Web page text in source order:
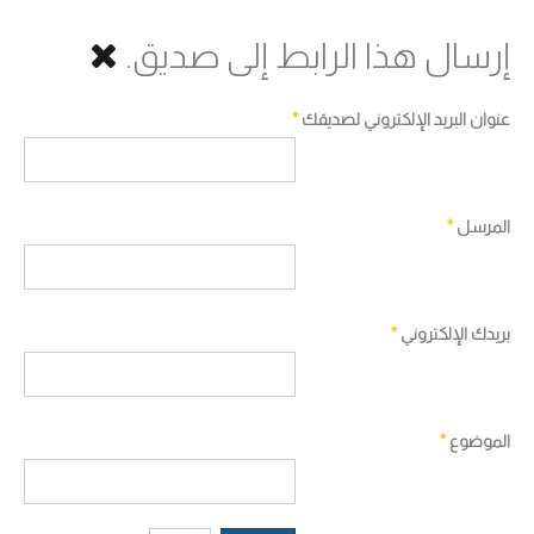
إرسال هذا الرابط إلى صديق.
عنوان البريد الإلكتروني لصديقك*
المرسل*
بريدك الإلكتروني*
الموضوع*